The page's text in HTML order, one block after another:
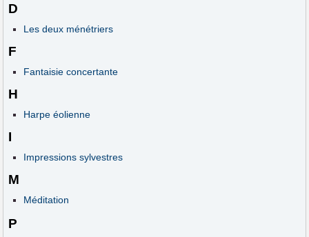
D
Les deux ménétriers
F
Fantaisie concertante
H
Harpe éolienne
I
Impressions sylvestres
M
Méditation
P